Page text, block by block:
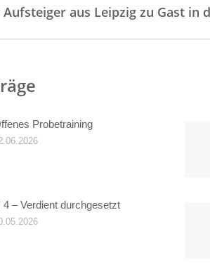
Aufsteiger aus Leipzig zu Gast in
Probetraining
4 – Verdient durchgesetzt